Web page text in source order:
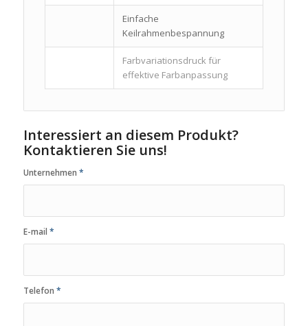
Einfache
Keilrahmenbespannung
Farbvariationsdruck für
effektive Farbanpassung
Interessiert an diesem Produkt?
Kontaktieren Sie uns!
Unternehmen *
E-mail *
Telefon *